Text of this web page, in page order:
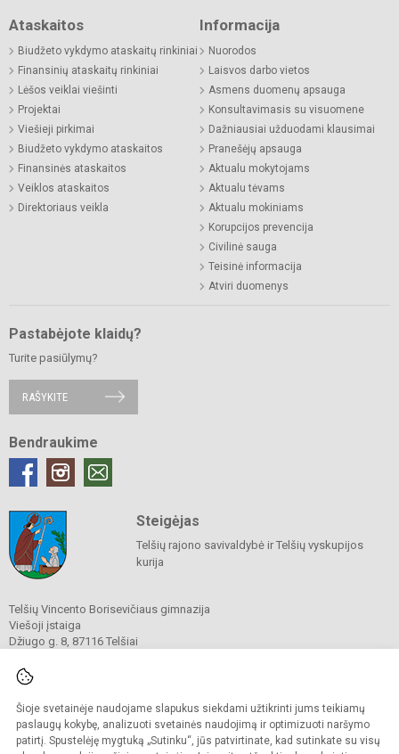
Šioje svetainėje naudojame slapukus siekdami užtikrinti jums teikiamų
paslaugų kokybę, analizuoti svetainės naudojimą ir optimizuoti naršymo
patirtį. Spustelėję mygtuką „Sutinku“, jūs patvirtinate, kad sutinkate su visų
Ataskaitos
Biudžeto vykdymo ataskaitų rinkiniai
Finansinių ataskaitų rinkiniai
Lėšos veiklai viešinti
Projektai
Viešieji pirkimai
Biudžeto vykdymo ataskaitos
Finansinės ataskaitos
Veiklos ataskaitos
Direktoriaus veikla
Informacija
Nuorodos
Laisvos darbo vietos
Asmens duomenų apsauga
Konsultavimasis su visuomene
Dažniausiai užduodami klausimai
Pranešėjų apsauga
Aktualu mokytojams
Aktualu tėvams
Aktualu mokiniams
Korupcijos prevencija
Civilinė sauga
Teisinė informacija
Atviri duomenys
Pastabėjote klaidų?
Turite pasiūlymų?
RAŠYKITE
Bendraukime
Steigėjas
Telšių rajono savivaldybė ir Telšių vyskupijos
kurija
Telšių Vincento Borisevičiaus gimnazija
Viešoji įstaiga
Džiugo g. 8, 87116 Telšiai
El. p.
Duomenys kaupiami ir saugomi
Juridinių asmenų registre
Įmonės kodas 190556414